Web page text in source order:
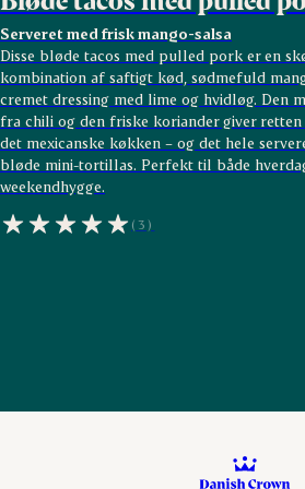
Serveret med frisk mango-salsa
Disse bløde tacos med pulled pork er en
kombination af saftigt kød, sødmefuld
cremet dressing med lime og hvidløg. Den
fra chili og den friske koriander giver
det mexicanske køkken – og det hele
bløde mini-tortillas. Perfekt til både
weekendhygge.
(3)